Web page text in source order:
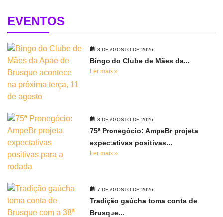
EVENTOS
8 DE AGOSTO DE 2026
Bingo do Clube de Mães da...
Ler mais »
8 DE AGOSTO DE 2026
75ª Pronegócio: AmpeBr projeta
expectativas positivas...
Ler mais »
7 DE AGOSTO DE 2026
Tradição gaúcha toma conta de
Brusque...